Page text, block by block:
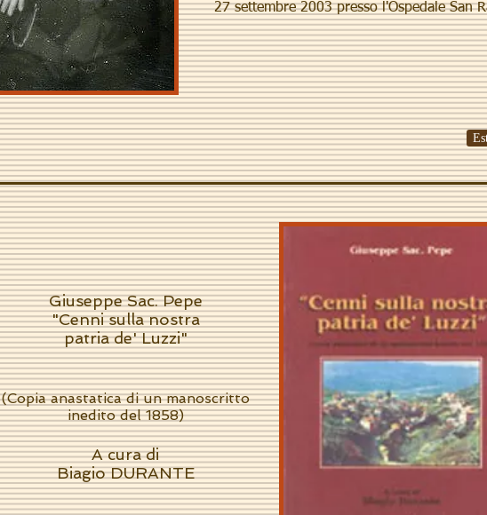
27 settembre 2003 presso l'Ospedale San
Giuseppe Sac. Pepe
"Cenni sulla nostra
patria de' Luzzi"
(Copia anastatica di un manoscritto
inedito del 1858)
A cura di
Biagio DURANTE